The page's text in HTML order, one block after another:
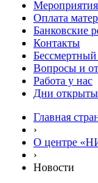
Мероприятия
Оплата
Банковские
Контакты
Вопросы и
Работа у нас
Дни
Главная
›
О центре
›
Новости